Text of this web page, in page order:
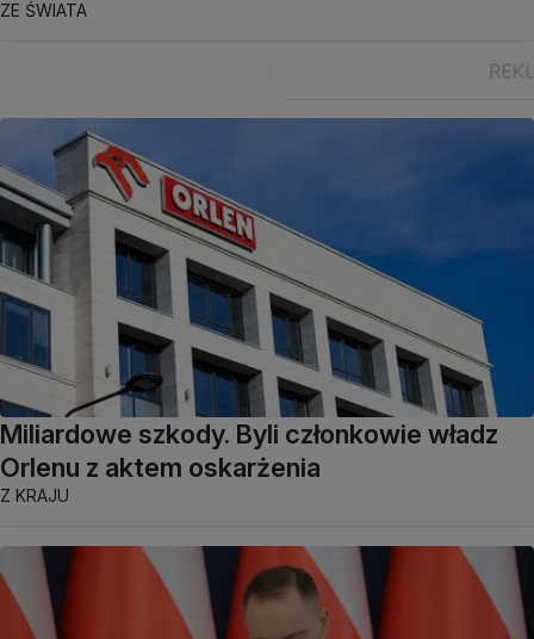
ZE ŚWIATA
Miliardowe szkody. Byli członkowie władz
Orlenu z aktem oskarżenia
Z KRAJU